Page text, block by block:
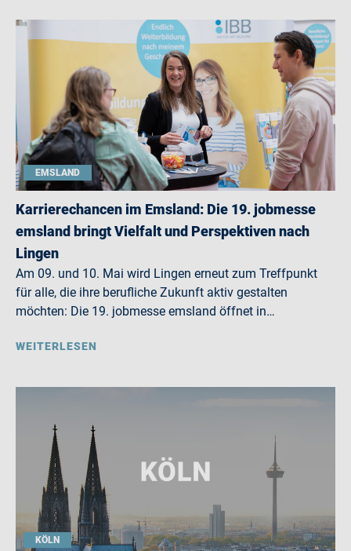
EMSLAND
Karrierechancen im Emsland: Die 19. jobmesse
emsland bringt Vielfalt und Perspektiven nach
Lingen
Am 09. und 10. Mai wird Lingen erneut zum Treffpunkt
für alle, die ihre berufliche Zukunft aktiv gestalten
möchten: Die 19. jobmesse emsland öffnet in…
WEITERLESEN
KÖLN